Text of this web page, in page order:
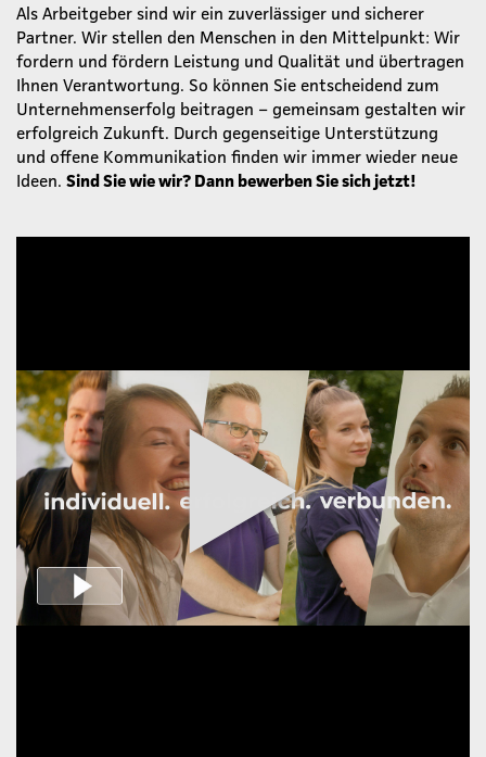
Als Arbeitgeber sind wir ein zuverlässiger und sicherer
Partner. Wir stellen den Menschen in den Mittelpunkt: Wir
fordern und fördern Leistung und Qualität und übertragen
Ihnen Verantwortung. So können Sie entscheidend zum
Unternehmenserfolg beitragen – gemeinsam gestalten wir
erfolgreich Zukunft. Durch gegenseitige Unterstützung
und offene Kommunikation finden wir immer wieder neue
Ideen. Sind Sie wie wir? Dann bewerben Sie sich jetzt!